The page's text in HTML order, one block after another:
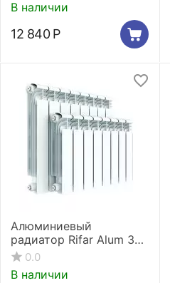
В наличии
12 840 Р
Алюминиевый
радиатор Rifar Alum 350
13 секций
0.0
В наличии